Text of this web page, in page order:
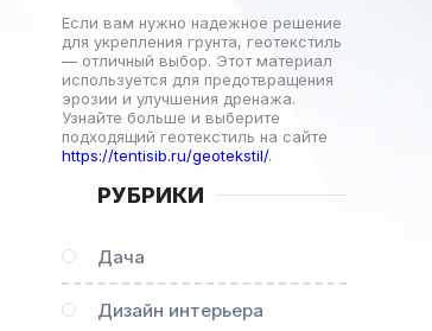
Если вам нужно надежное решение
для укрепления грунта, геотекстиль
— отличный выбор. Этот материал
используется для предотвращения
эрозии и улучшения дренажа.
Узнайте больше и выберите
подходящий геотекстиль на сайте
https://tentisib.ru/geotekstil/.
РУБРИКИ
Дача
Дизайн интерьера